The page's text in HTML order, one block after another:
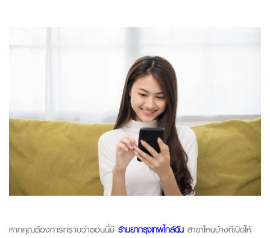
หากคุณต้องการทราบว่าตอนนี้มี ร้านยากรุงเทพใกล้ฉัน สาขาไหนบ้างที่เปิดให้